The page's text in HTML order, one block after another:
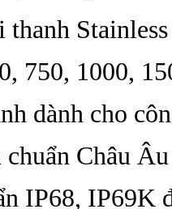
750, 1000,
dành cho
chuẩn Châu
IP68, IP69K